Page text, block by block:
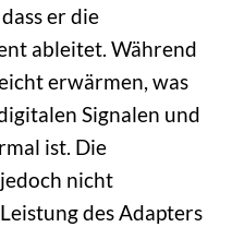
er die
ableitet. Während
erwärmen, was
Signalen und
ist. Die
nicht
des Adapters